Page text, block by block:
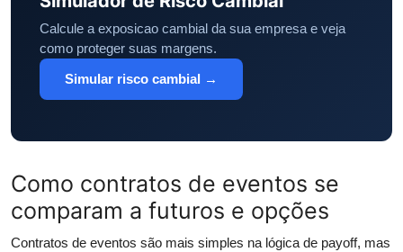
Calcule a exposicao cambial da sua empresa e veja
como proteger suas margens.
Simular risco cambial →
Como contratos de eventos se
comparam a futuros e opções
Contratos de eventos são mais simples na lógica de payoff, mas